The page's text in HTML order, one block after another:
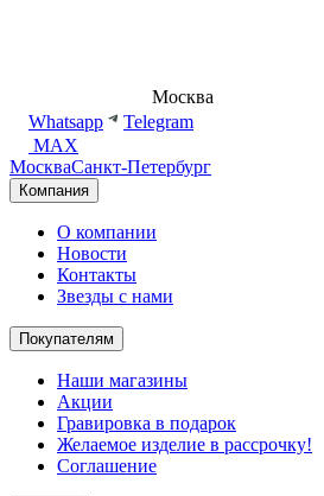
Москва
Whatsapp
Telegram
MAX
МоскваСанкт-Петербург
Компания
О компании
Новости
Контакты
Звезды с нами
Покупателям
Наши магазины
Акции
Гравировка в подарок
Желаемое изделие в рассрочку!
Соглашение